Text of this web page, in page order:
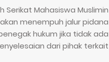
Serikat Mahasiswa Muslimin
menempuh jalur pidana
hukum jika tidak ada
dari pihak terkait.